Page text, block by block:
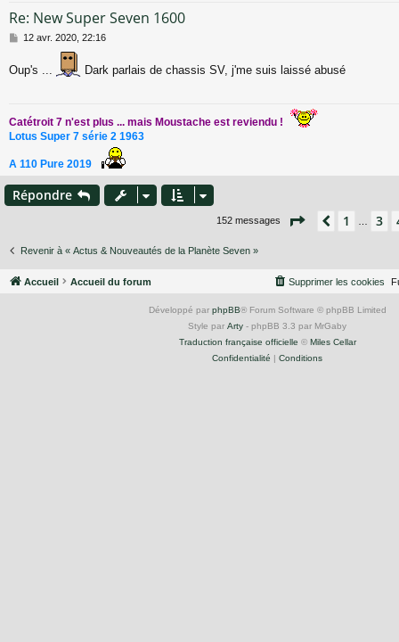
Re: New Super Seven 1600
M
s
e
12 avr. 2020, 22:16
Oup's ... Dark parlais de chassis SV, j'me suis laissé abusé
Catétroit 7 n'est plus ... mais Moustache est reviendu !
Lotus Super 7 série 2 1963
A 110 Pure 2019
Répondre
152 messages Page 5sur 11
Précédent
1 3
Revenir à « Actus & Nouveautés de la Planète Seven »
Accueil Accueil du forum Supprimer les cookies
Développé par phpBB® Forum Software © phpBB Limited
Style par Arty - phpBB 3.3 par MrGaby
Traduction française officielle © Miles Cellar
Confidentialité | Conditions